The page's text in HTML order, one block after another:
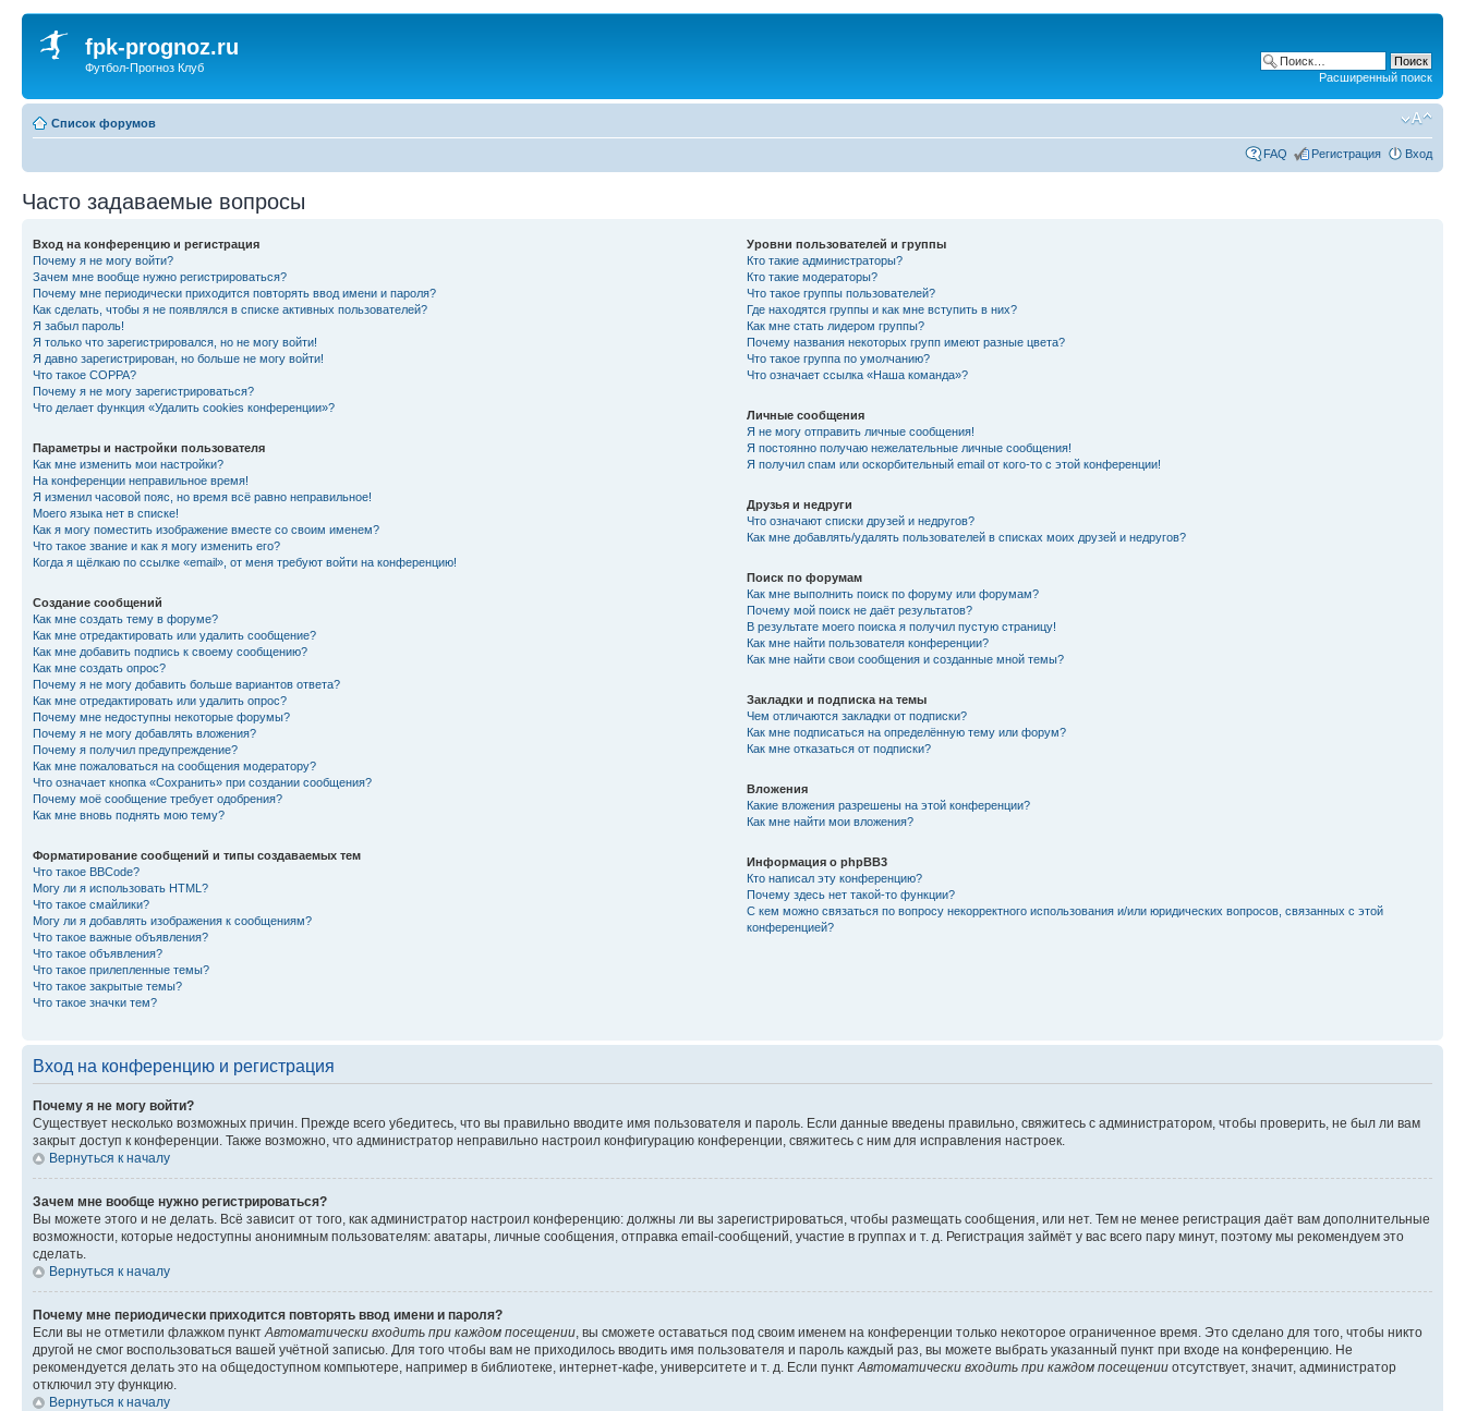
fpk-prognoz.ru
Футбол-Прогноз Клуб
Расширенный поиск
Список форумов
FAQ Регистрация Вход
Часто задаваемые вопросы
Вход на конференцию и регистрация
Почему я не могу войти?
Зачем мне вообще нужно регистрироваться?
Почему мне периодически приходится повторять ввод имени и пароля?
Как сделать, чтобы я не появлялся в списке активных пользователей?
Я забыл пароль!
Я только что зарегистрировался, но не могу войти!
Я давно зарегистрирован, но больше не могу войти!
Что такое COPPA?
Почему я не могу зарегистрироваться?
Что делает функция «Удалить cookies конференции»?
Параметры и настройки пользователя
Как мне изменить мои настройки?
На конференции неправильное время!
Я изменил часовой пояс, но время всё равно неправильное!
Моего языка нет в списке!
Как я могу поместить изображение вместе со своим именем?
Что такое звание и как я могу изменить его?
Когда я щёлкаю по ссылке «email», от меня требуют войти на конференцию!
Создание сообщений
Как мне создать тему в форуме?
Как мне отредактировать или удалить сообщение?
Как мне добавить подпись к своему сообщению?
Как мне создать опрос?
Почему я не могу добавить больше вариантов ответа?
Как мне отредактировать или удалить опрос?
Почему мне недоступны некоторые форумы?
Почему я не могу добавлять вложения?
Почему я получил предупреждение?
Как мне пожаловаться на сообщения модератору?
Что означает кнопка «Сохранить» при создании сообщения?
Почему моё сообщение требует одобрения?
Как мне вновь поднять мою тему?
Форматирование сообщений и типы создаваемых тем
Что такое BBCode?
Могу ли я использовать HTML?
Что такое смайлики?
Могу ли я добавлять изображения к сообщениям?
Что такое важные объявления?
Что такое объявления?
Что такое прилепленные темы?
Что такое закрытые темы?
Что такое значки тем?
Уровни пользователей и группы
Кто такие администраторы?
Кто такие модераторы?
Что такое группы пользователей?
Где находятся группы и как мне вступить в них?
Как мне стать лидером группы?
Почему названия некоторых групп имеют разные цвета?
Что такое группа по умолчанию?
Что означает ссылка «Наша команда»?
Личные сообщения
Я не могу отправить личные сообщения!
Я постоянно получаю нежелательные личные сообщения!
Я получил спам или оскорбительный email от кого-то с этой конференции!
Друзья и недруги
Что означают списки друзей и недругов?
Как мне добавлять/удалять пользователей в списках моих друзей и недругов?
Поиск по форумам
Как мне выполнить поиск по форуму или форумам?
Почему мой поиск не даёт результатов?
В результате моего поиска я получил пустую страницу!
Как мне найти пользователя конференции?
Как мне найти свои сообщения и созданные мной темы?
Закладки и подписка на темы
Чем отличаются закладки от подписки?
Как мне подписаться на определённую тему или форум?
Как мне отказаться от подписки?
Вложения
Какие вложения разрешены на этой конференции?
Как мне найти мои вложения?
Информация о phpBB3
Кто написал эту конференцию?
Почему здесь нет такой-то функции?
С кем можно связаться по вопросу некорректного использования и/или юридических вопросов, связанных с этой
конференцией?
Вход на конференцию и регистрация
Почему я не могу войти?
Существует несколько возможных причин. Прежде всего убедитесь, что вы правильно вводите имя пользователя и пароль. Если данные введены правильно, свяжитесь с администратором, чтобы проверить, не был ли вам
закрыт доступ к конференции. Также возможно, что администратор неправильно настроил конфигурацию конференции, свяжитесь с ним для исправления настроек.
Вернуться к началу
Зачем мне вообще нужно регистрироваться?
Вы можете этого и не делать. Всё зависит от того, как администратор настроил конференцию: должны ли вы зарегистрироваться, чтобы размещать сообщения, или нет. Тем не менее регистрация даёт вам дополнительные
возможности, которые недоступны анонимным пользователям: аватары, личные сообщения, отправка email-сообщений, участие в группах и т. д. Регистрация займёт у вас всего пару минут, поэтому мы рекомендуем это
сделать.
Вернуться к началу
Почему мне периодически приходится повторять ввод имени и пароля?
Если вы не отметили флажком пункт Автоматически входить при каждом посещении , вы сможете оставаться под своим именем на конференции только некоторое ограниченное время. Это сделано для того, чтобы никто
другой не смог воспользоваться вашей учётной записью. Для того чтобы вам не приходилось вводить имя пользователя и пароль каждый раз, вы можете выбрать указанный пункт при входе на конференцию. Не
рекомендуется делать это на общедоступном компьютере, например в библиотеке, интернет-кафе, университете и т. д. Если пункт Автоматически входить при каждом посещении отсутствует, значит, администратор
отключил эту функцию.
Вернуться к началу